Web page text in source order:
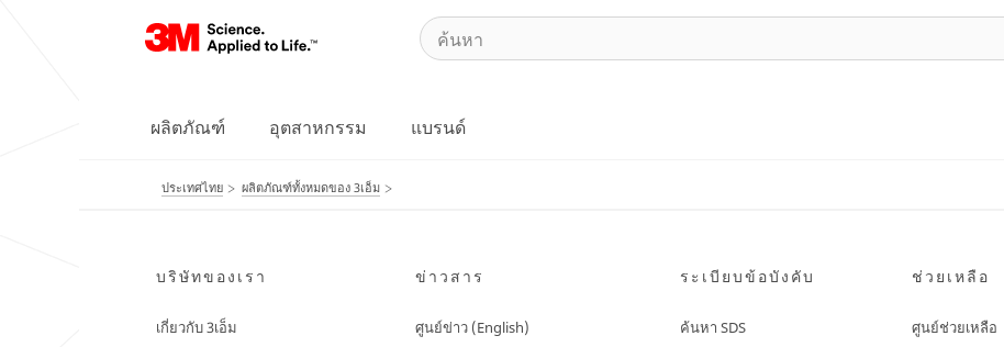
ผลิตภัณฑ์ อุตสาหกรรม แบรนด์
ประเทศไทย ผลิตภัณฑ์ทั้งหมดของ 3เอ็ม
บริษัทของเรา
เกี่ยวกับ 3เอ็ม
ข่าวสาร
ศูนย์ข่าว (English)
ระเบียบข้อบังคับ
ค้นหา SDS
ช่วยเหลือ
ศูนย์ช่วยเหลือ